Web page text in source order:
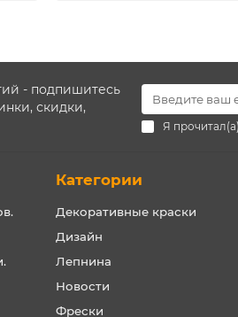
- подпишитесь
скидки,
Я
Категории
Декоративные краски
Дизайн
Лепнина
Новости
Фрески